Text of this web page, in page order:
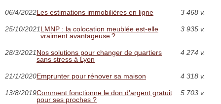
06/4/2022Les estimations immobilières en ligne 3 468 v.
25/10/2021LMNP : la colocation meublée est-elle
vraiment avantageuse ?
3 935 v.
28/3/2021Nos solutions pour changer de quartiers
sans stress à Lyon
4 274 v.
21/1/2020Emprunter pour rénover sa maison 4 318 v.
13/8/2019Comment fonctionne le don d'argent gratuit
pour ses proches ?
5 703 v.